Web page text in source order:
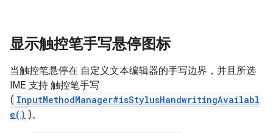
显示触控笔手写悬停图标
当触控笔悬停在 自定义文本编辑器的手写边界，并且所选
IME 支持 触控笔手写
( InputMethodManager#isStylusHandwritingAvailabl
e() )。